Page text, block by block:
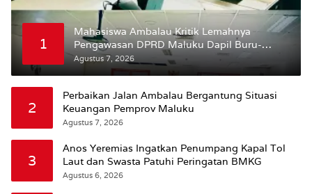
1
Mahasiswa Ambalau Kritik Lemahnya
Pengawasan DPRD Maluku Dapil Buru-
Bursel Terhadap Proses Perubahan Status
Jalan
Agustus 7, 2026
2
Perbaikan Jalan Ambalau Bergantung Situasi
Keuangan Pemprov Maluku
Agustus 7, 2026
3
Anos Yeremias Ingatkan Penumpang Kapal Tol
Laut dan Swasta Patuhi Peringatan BMKG
Agustus 6, 2026